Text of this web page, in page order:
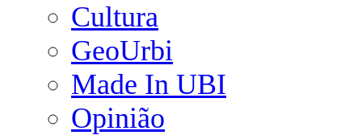
Cultura
GeoUrbi
Made In UBI
Opinião